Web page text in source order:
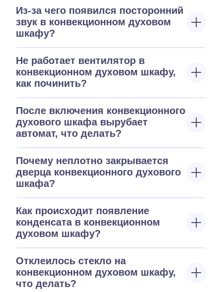
Из-за чего появился посторонний
звук в конвекционном духовом
шкафу?
Не работает вентилятор в
конвекционном духовом шкафу,
как починить?
После включения конвекционного
духового шкафа вырубает
автомат, что делать?
Почему неплотно закрывается
дверца конвекционного духового
шкафа?
Как происходит появление
конденсата в конвекционном
духовом шкафу?
Отклеилось стекло на
конвекционном духовом шкафу,
что делать?